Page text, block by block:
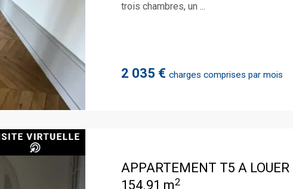
2 035 € charges comprises par mois
trois chambres, un ...
APPARTEMENT T5 A LOUER
154.91 m2